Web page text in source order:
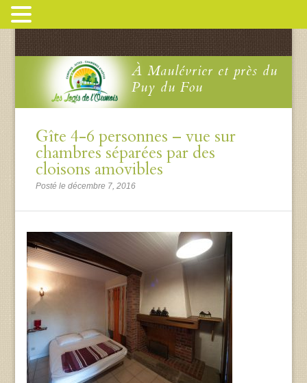
À Maulévrier et près du
Puy du Fou
Gîte 4-6 personnes – vue sur
chambres séparées par des
cloisons amovibles
Posté le décembre 7, 2016